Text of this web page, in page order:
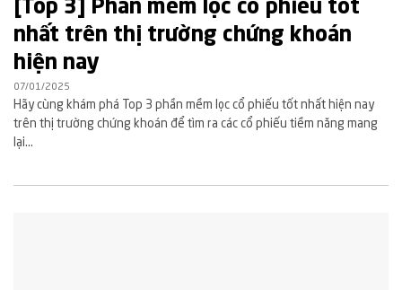
[Top 3] Phần mềm lọc cổ phiếu tốt
nhất trên thị trường chứng khoán
hiện nay
07/01/2025
Hãy cùng khám phá Top 3 phần mềm lọc cổ phiếu tốt nhất hiện nay
trên thị trường chứng khoán để tìm ra các cổ phiếu tiềm năng mang
lại...